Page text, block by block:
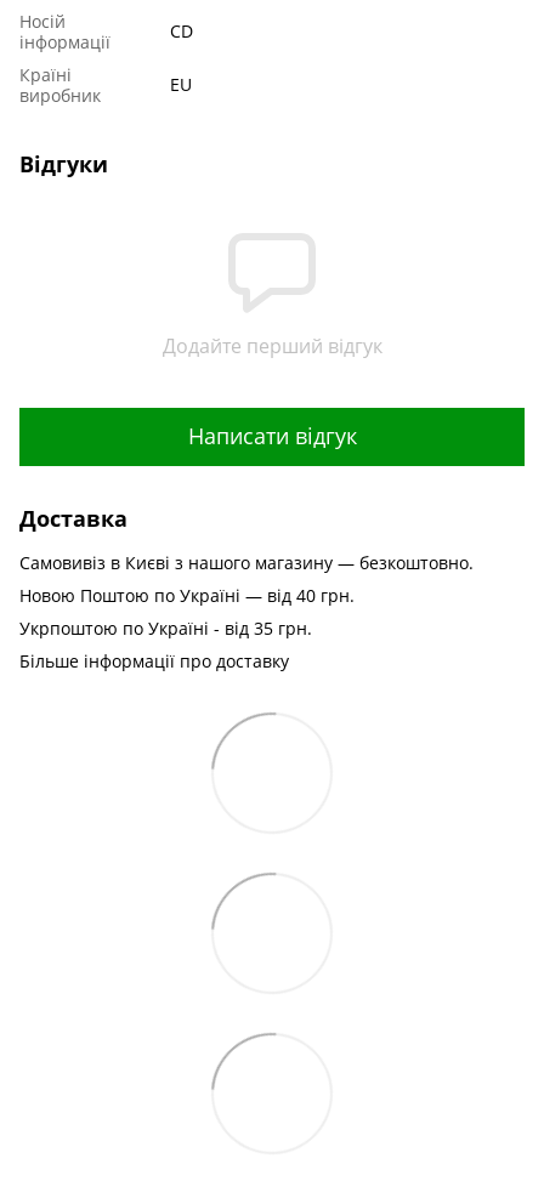
Носій
інформації
CD
Країні
виробник
EU
Відгуки
Додайте перший відгук
Написати відгук
Доставка
Самовивіз в Києві з нашого магазину — безкоштовно.
Новою Поштою по Україні — від 40 грн.
Укрпоштою по Україні - від 35 грн.
Більше інформації про доставку